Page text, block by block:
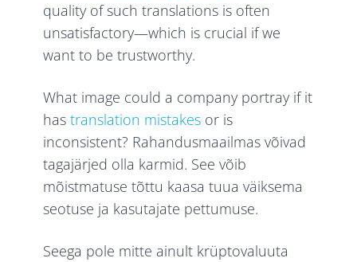
quality of such translations is often
unsatisfactory—which is crucial if we
want to be trustworthy.
What image could a company portray if it
hastranslation mistakes or is
inconsistent? Rahandusmaailmas võivad
tagajärjed olla karmid. See võib
mõistmatuse tõttu kaasa tuua väiksema
seotuse ja kasutajate pettumuse.
Seega pole mitte ainult krüptovaluuta